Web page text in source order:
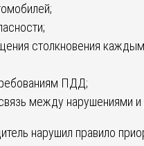
столкновения каждым
ПДД;
между нарушениями
нарушил правило